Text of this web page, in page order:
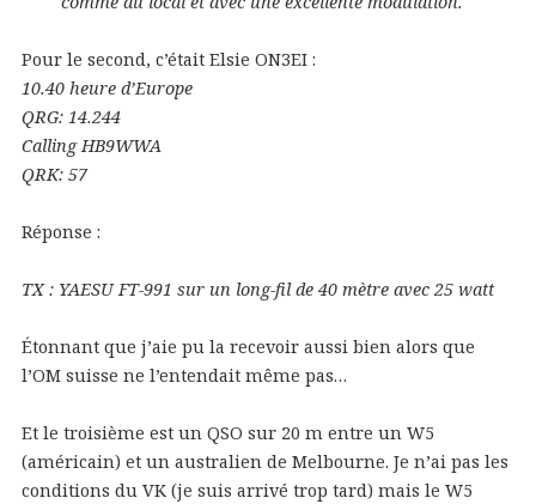
Pour le second, c’était Elsie ON3EI :
10.40 heure d’Europe
QRG: 14.244
Calling HB9WWA
QRK: 57
Réponse :
TX : YAESU FT-991 sur un long-fil de 40 mètre avec 25 watt
Étonnant que j’aie pu la recevoir aussi bien alors que
l’OM suisse ne l’entendait même pas…
Et le troisième est un QSO sur 20 m entre un W5
(américain) et un australien de Melbourne. Je n’ai pas les
conditions du VK (je suis arrivé trop tard) mais le W5